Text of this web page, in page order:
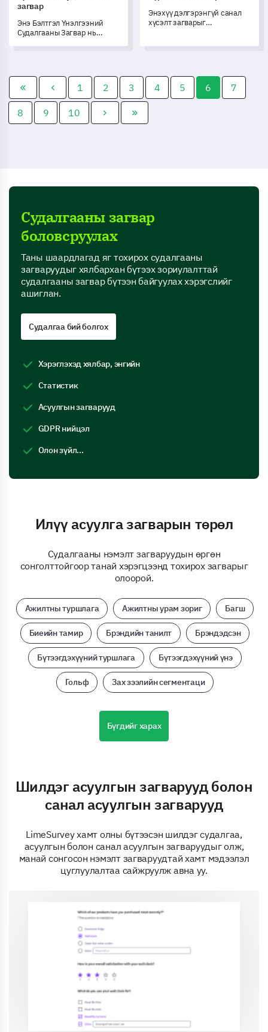
загвар
Энэ Бэлтгэл Үнэлгээний
Судалгааны Загвар нь
байна.
Энэхүү дэлгэрэнгүй санал
хүсэлт загварыг
1 2 3 4 5 6 7
8 9 10
Судалгааны загвар
боловсруулах
Таны шаардлагад яг тохирох судалгааны
загваруудыг хялбархан бүтээх зориулалттай
судалгааны загвар бүтээн байгуулах хэрэгслийг
ашиглан.
Судалгаа бий болгох
Хэрэглэхэд хялбар, энгийн
Статистик
Асуулгын загварууд
GDPR нийцэл
Олон зүйл...
Илүү асуулга загварын төрөл
Судалгааны нэмэлт загваруудын өргөн
сонголттойгоор танай хэрэгцээнд тохирох загварыг
олоорой.
Ажилтны туршлага Ажилтны урам зориг Багш
Биеийн тамир Брэндийн танилт Брэндэдсэн
Бүтээгдэхүүний туршлага Бүтээгдэхүүний үнэ
Гольф Зах зээлийн сегментаци
Бүгдийг харах
Шилдэг асуулгын загварууд болон
санал асуулгын загварууд
LimeSurvey хамт олны бүтээсэн шилдэг судалгаа,
асуулгын болон санал асуулгын загваруудыг олж,
манай сонгосон нэмэлт загваруудтай хамт мэдээлэл
цуглуулалтаа сайжруулж авна уу.